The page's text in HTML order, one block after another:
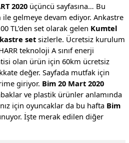
2020üçüncü sayfasına… Bu
gelmeye devam ediyor. Ankastre
TL’den set olarak gelen Kumtel
setsizlerle. Ücretsiz kurulum
teknoloji A sınıf enerji
olan ürün için 60km ücretsiz
değer. Sayfada mutfak için
giriyor. Bim 20 Mart 2020
ve plastik ürünler anlamında
için oyuncaklar da bu hafta Bim
İşte merak edilen diğer